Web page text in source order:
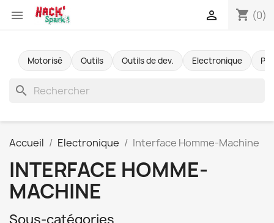
 shopping_cart (0)

Motorisé Outils Outils de dev. Electronique
search
Accueil Electronique Interface Homme-Machine
INTERFACE HOMME-
MACHINE